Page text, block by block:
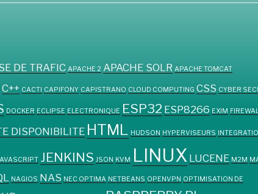
DE TRAFIC APACHE 2 APACHE SOLR APACHE TOMCAT
C++ CACTI CAPIFONY CAPISTRANO CLOUD COMPUTING CSS CYBER
DOCKER ECLIPSE ELECTRONIQUE ESP32 ESP8266 EXIM
DISPONIBILITE HTML HUDSON HYPERVISEURS
JENKINS JSON KVM LINUX LUCENE M2M
NAGIOS NAS NEC OPTIMA NETBEANS OPENVPN OPTIMISATION DE